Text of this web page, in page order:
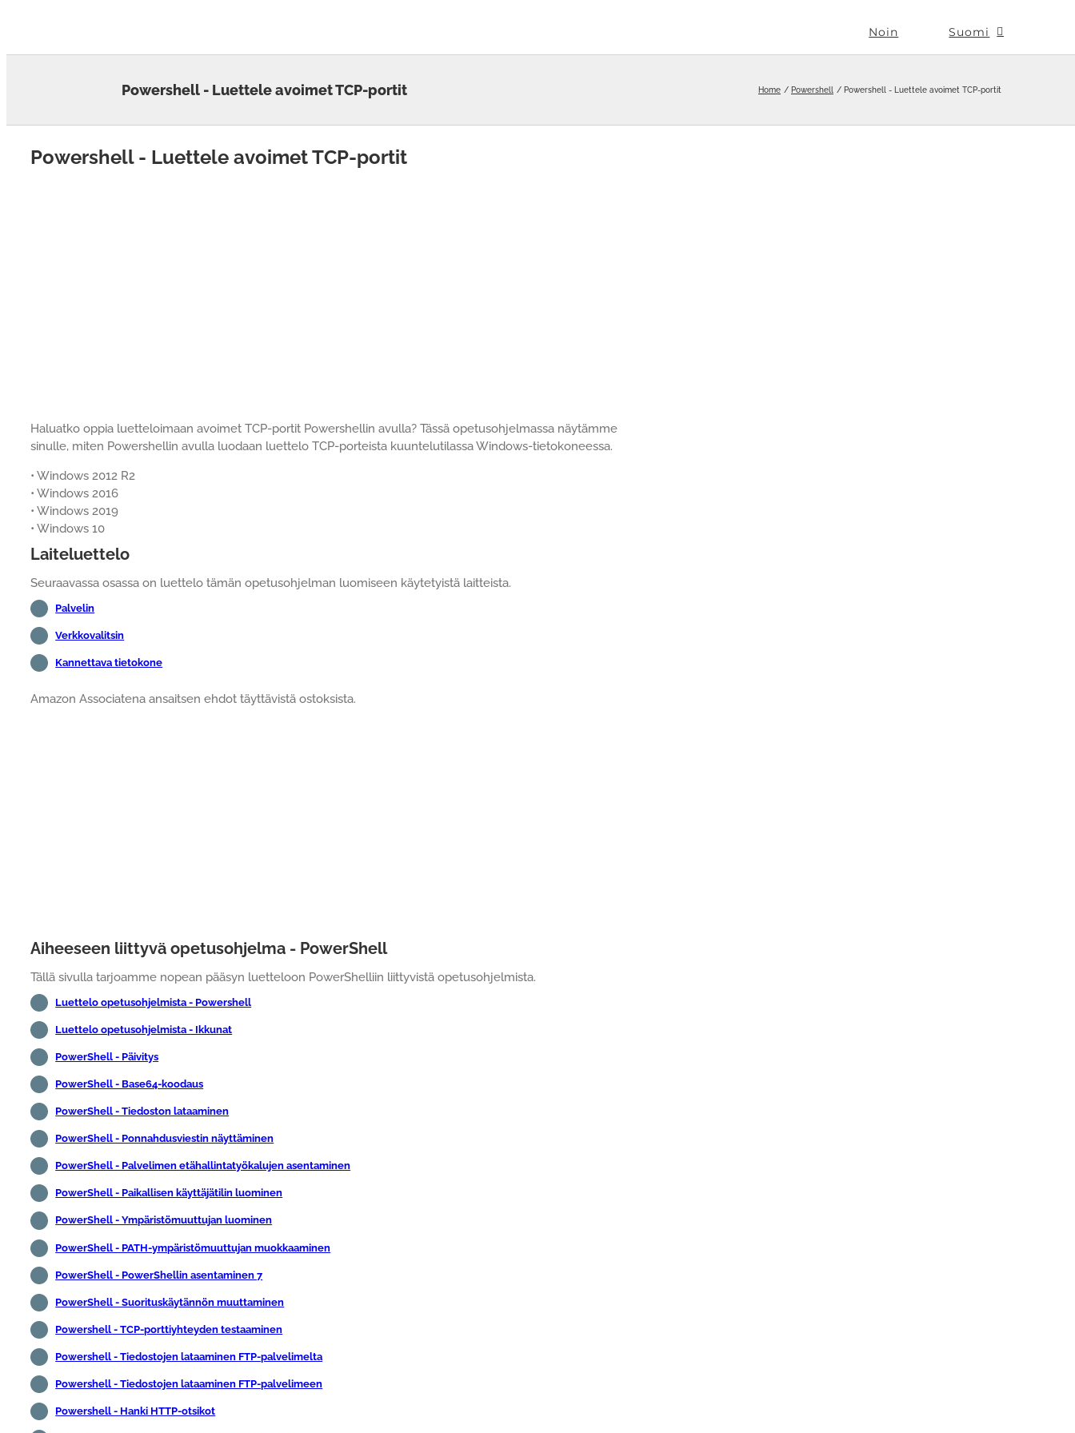
Noin Suomi
Powershell - Luettele avoimet TCP-portit Home Powershell Powershell - Luettele avoimet TCP-portit
Powershell - Luettele avoimet TCP-portit
Haluatko oppia luetteloimaan avoimet TCP-portit Powershellin avulla? Tässä opetusohjelmassa näytämme
sinulle, miten Powershellin avulla luodaan luettelo TCP-porteista kuuntelutilassa Windows-tietokoneessa.
• Windows 2012 R2
• Windows 2016
• Windows 2019
• Windows 10
Laiteluettelo
Seuraavassa osassa on luettelo tämän opetusohjelman luomiseen käytetyistä laitteista.
Palvelin
Verkkovalitsin
Kannettava tietokone
Amazon Associatena ansaitsen ehdot täyttävistä ostoksista.
Aiheeseen liittyvä opetusohjelma - PowerShell
Tällä sivulla tarjoamme nopean pääsyn luetteloon PowerShelliin liittyvistä opetusohjelmista.
Luettelo opetusohjelmista - Powershell
Luettelo opetusohjelmista - Ikkunat
PowerShell - Päivitys
PowerShell - Base64-koodaus
PowerShell - Tiedoston lataaminen
PowerShell - Ponnahdusviestin näyttäminen
PowerShell - Palvelimen etähallintatyökalujen asentaminen
PowerShell - Paikallisen käyttäjätilin luominen
PowerShell - Ympäristömuuttujan luominen
PowerShell - PATH-ympäristömuuttujan muokkaaminen
PowerShell - PowerShellin asentaminen 7
PowerShell - Suorituskäytännön muuttaminen
Powershell - TCP-porttiyhteyden testaaminen
Powershell - Tiedostojen lataaminen FTP-palvelimelta
Powershell - Tiedostojen lataaminen FTP-palvelimeen
Powershell - Hanki HTTP-otsikot